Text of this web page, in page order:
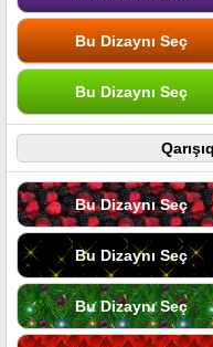
Bu Dizaynı Seç
Bu Dizaynı Seç
Bu Dizaynı Seç
Bu Dizaynı Seç
Bu Dizaynı Seç